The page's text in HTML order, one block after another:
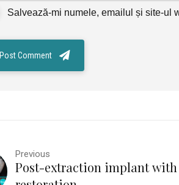
Salvează-mi numele, emailul și site-ul
Post Comment
Previous
Post-extraction implant